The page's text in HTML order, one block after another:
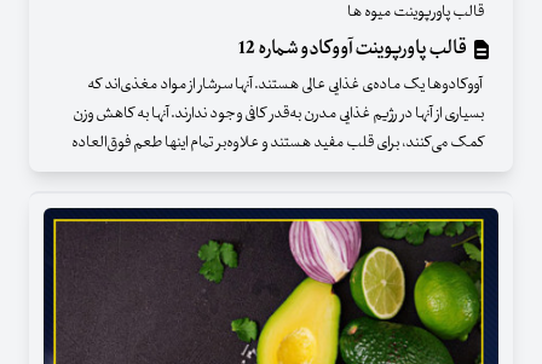
قالب پاورپوینت میوه ها
قالب پاورپوینت آووکادو شماره 12
آووکادوها یک ماده‌ی غذایی عالی هستند. آنها سرشار از مواد مغذی‌اند که
بسیاری از آنها در رژیم غذایی مدرن به‌قدر کافی وجود ندارند. آنها به کاهش وزن
کمک می‌کنند، برای قلب مفید هستند و علاوه‌بر تمام اینها طعم فوق‌العاده